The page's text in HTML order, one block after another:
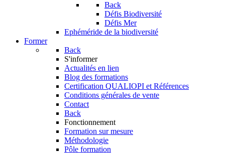
Back
Défis Biodiversité
Défis Mer
Ephéméride de la biodiversité
Former
Back
S'informer
Actualités en lien
Blog des formations
Certification QUALIOPI et Références
Conditions générales de vente
Contact
Back
Fonctionnement
Formation sur mesure
Méthodologie
Pôle formation